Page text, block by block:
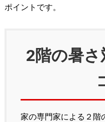
ポイントです。
2階の暑
家の専門家による２階